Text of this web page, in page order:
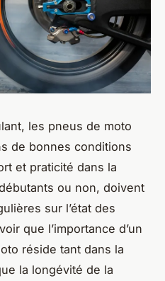
les pneus de moto
de bonnes conditions
et praticité dans la
ou non, doivent
sur l’état des
que l’importance d’un
réside tant dans la
la longévité de la